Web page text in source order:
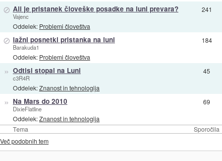
Tema Sporočila
⊘ Ali je pristanek človeške posadke na luni prevara?
Vajenc
Oddelek: Problemi človeštva
241
⊘ lažni posnetki pristanka na luni
Barakuda1
Oddelek: Problemi človeštva
184
» Odtisi stopal na Luni
c3R4R
Oddelek:Znanost in tehnologija
45
» Na Mars do 2010
DixieFlatline
Oddelek:Znanost in tehnologija
69
Več podobnih tem